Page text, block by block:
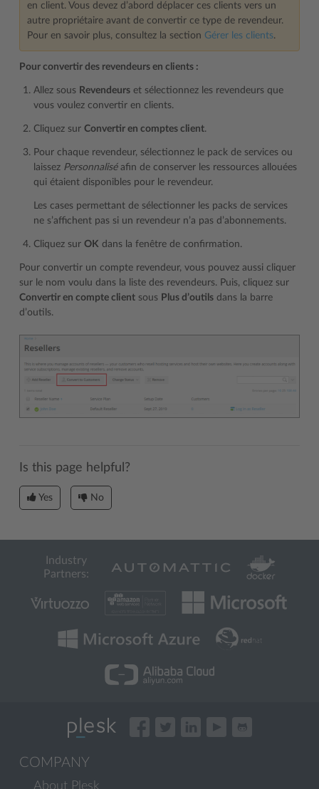
en client. Vous devez d’abord déplacer ces clients vers un
autre propriétaire avant de convertir ce type de revendeur.
Pour en savoir plus, consultez la section Gérer les clients.
Pour convertir des revendeurs en clients :
Allez sous Revendeurs et sélectionnez les revendeurs que
vous voulez convertir en clients.
Cliquez sur Convertir en comptes client.
Pour chaque revendeur, sélectionnez le pack de services ou
laissez Personnaliséafin de conserver les ressources allouées
qui étaient disponibles pour le revendeur.
Les cases permettant de sélectionner les packs de services
ne s’affichent pas si un revendeur n’a pas d’abonnements.
Cliquez sur OK dans la fenêtre de confirmation.
Pour convertir un compte revendeur, vous pouvez aussi cliquer
sur le nom voulu dans la liste des revendeurs. Puis, cliquez sur
Convertir en compte client sous Plus d’outils dans la barre
d’outils.
Is this page helpful?
Yes No
Industry
Partners:
COMPANY
About Plesk